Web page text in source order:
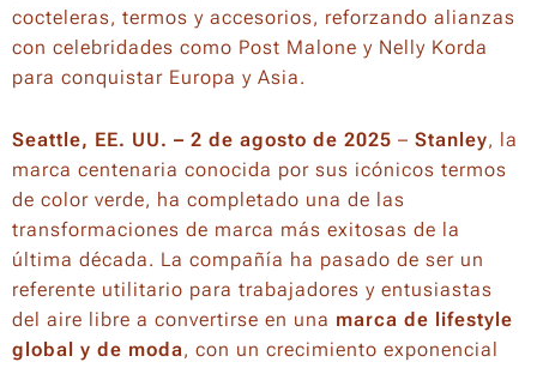
cocteleras, termos y accesorios, reforzando alianzas
con celebridades como Post Malone y Nelly Korda
para conquistar Europa y Asia.
Seattle, EE. UU. – 2 de agosto de 2025 – Stanley, la
marca centenaria conocida por sus icónicos termos
de color verde, ha completado una de las
transformaciones de marca más exitosas de la
última década. La compañía ha pasado de ser un
referente utilitario para trabajadores y entusiastas
del aire libre a convertirse en una marca de lifestyle
global y de moda, con un crecimiento exponencial